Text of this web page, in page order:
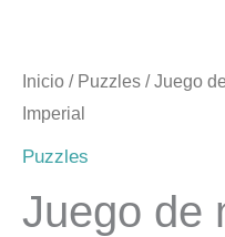
Inicio / Puzzles / Juego
Imperial
Puzzles
Juego de